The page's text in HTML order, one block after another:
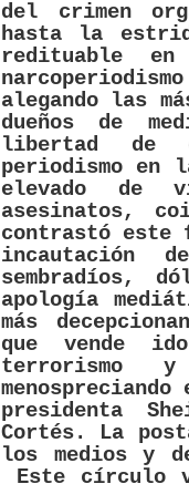
del crimen
hasta la
redituable
alegando las
dueños de
libertad de
periodismo en
elevado de
asesinatos,
contrastó este
incautación
sembradíos,
apología
más
que vende
terrorismo
presidenta
Cortés. La
los medios y
Este círculo